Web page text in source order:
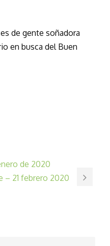
de gente soñadora
en busca del Buen
de 2020
– 21 febrero 2020